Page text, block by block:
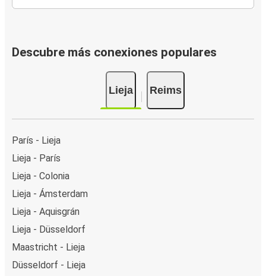
Descubre más conexiones populares
Lieja Reims
París - Lieja
Lieja - París
Lieja - Colonia
Lieja - Ámsterdam
Lieja - Aquisgrán
Lieja - Düsseldorf
Maastricht - Lieja
Düsseldorf - Lieja